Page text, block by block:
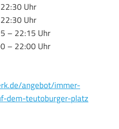
Uhr
Uhr
– 22:15 Uhr
– 22:00 Uhr
angebot/immer-
dem-teutoburger-platz